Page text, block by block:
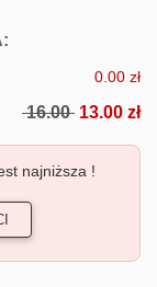
FOTOTAPETY
0.00 zł
16.00 13.00 zł
najniższa !